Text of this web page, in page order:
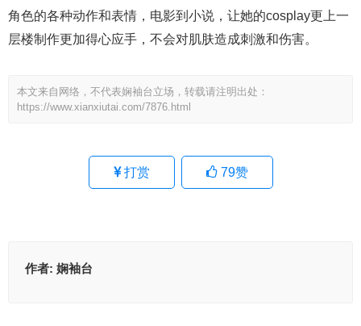
角色的各种动作和表情，电影到小说，让她的cosplay更上一
层楼制作更加得心应手，不会对肌肤造成刺激和伤害。
本文来自网络，不代表娴袖台立场，转载请注明出处：
https://www.xianxiutai.com/7876.html
打赏 79赞
作者: 娴袖台